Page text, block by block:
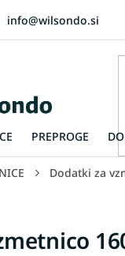
info@wilsondo.si
PREPROGE
Dodatki za